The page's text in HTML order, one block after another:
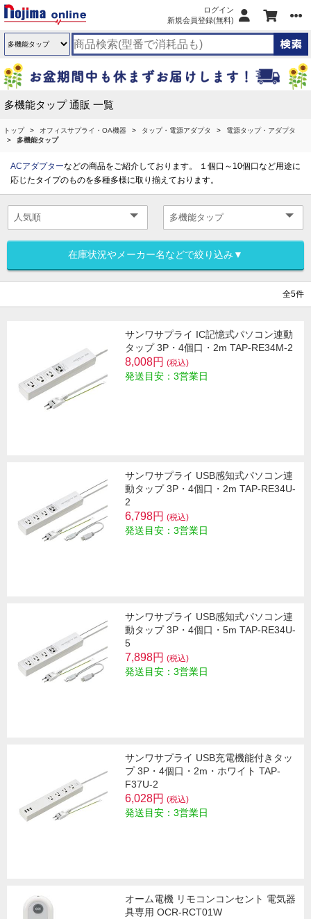
ログイン
新規会員登録(無料)
多機能タップ 通販 一覧
トップ オフィスサプライ・OA機器 タップ・電源アダプタ
電源タップ・アダプタ
多機能タップ
ACアダプターなどの商品をご紹介しております。 １個口～10個口など用途に
応じたタイプのものを多種多様に取り揃えております。
在庫状況やメーカー名などで絞り込み▼
全5件
サンワサプライ IC記憶式パソコン連動
タップ 3P・4個口・2m TAP-RE34M-2
8,008円 (税込)
発送目安：3営業日
サンワサプライ USB感知式パソコン連
動タップ 3P・4個口・2m TAP-RE34U-
2
6,798円 (税込)
発送目安：3営業日
サンワサプライ USB感知式パソコン連
動タップ 3P・4個口・5m TAP-RE34U-
5
7,898円 (税込)
発送目安：3営業日
サンワサプライ USB充電機能付きタッ
プ 3P・4個口・2m・ホワイト TAP-
F37U-2
6,028円 (税込)
発送目安：3営業日
オーム電機 リモコンコンセント 電気器
具専用 OCR-RCT01W